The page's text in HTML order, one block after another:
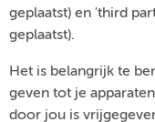
geplaatst) en 'third
geplaatst).
Het is belangrijk te
geven tot je
door jou is